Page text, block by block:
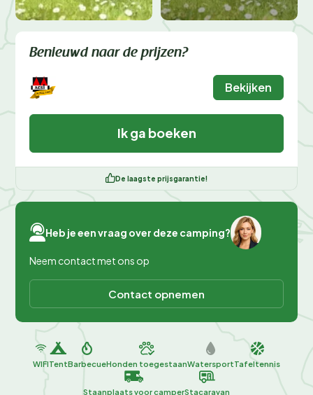
Benieuwd naar de prijzen?
Bekijken
Ik ga boeken
De laagste prijsgarantie!
Heb je een vraag over deze camping?
Neem contact met ons op
Contact opnemen
WIFITentBarbecueHonden toegestaanWatersportTafeltennis
Staanplaats voor camperStacaravan